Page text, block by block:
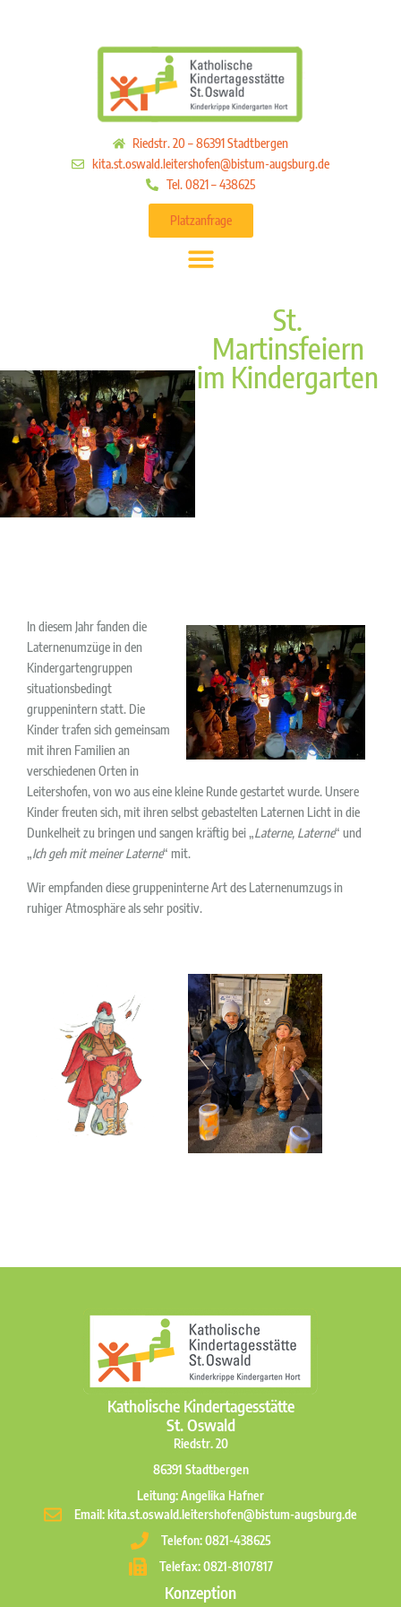
Riedstr. 20 – 86391 Stadtbergen
kita.st.oswald.leitershofen@bistum-augsburg.de
Tel. 0821 – 438625
Platzanfrage
St.
Martinsfeiern
im Kindergarten
In diesem Jahr fanden die
Laternenumzüge in den
Kindergartengruppen
situationsbedingt
gruppenintern statt. Die
Kinder trafen sich gemeinsam
mit ihren Familien an
verschiedenen Orten in
Leitershofen, von wo aus eine kleine Runde gestartet wurde. Unsere
Kinder freuten sich, mit ihren selbst gebastelten Laternen Licht in die
Dunkelheit zu bringen und sangen kräftig bei „Laterne, Laterne“ und
„Ich geh mit meiner Laterne“ mit.
Wir empfanden diese gruppeninterne Art des Laternenumzugs in
ruhiger Atmosphäre als sehr positiv.
Katholische Kindertagesstätte
St. Oswald
Riedstr. 20
86391 Stadtbergen
Leitung: Angelika Hafner
Email: kita.st.oswald.leitershofen@bistum-augsburg.de
Telefon: 0821-438625
Telefax: 0821-8107817
Konzeption